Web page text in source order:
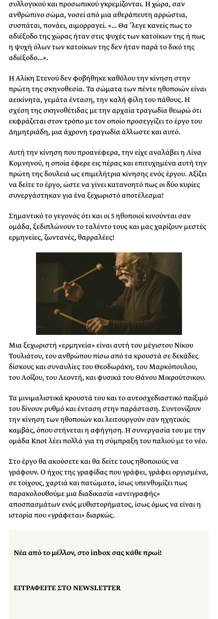
συλλογικού και προσωπικού γκρεμίζονται. Η χώρα, σαν
ανθρώπινο σώμα, νοσεί από μια αθεράπευτη αρρώστια,
συσπάται, πονάει, αιμορραγεί. «… Θα ’λεγε κανείς πως το
αδιέξοδο της χώρας ήταν στις ψυχές των κατοίκων της ή πως
η ψυχή όλων των κατοίκων της δεν ήταν παρά το δικό της
αδιέξοδο…».
Η Αλίκη Στενού δεν φοβήθηκε καθόλου την κίνηση στην
πρώτη της σκηνοθεσία. Τα σώματα των πέντε ηθοποιών είναι
αεικίνητα, γεμάτα ένταση, την καλή φίλη του πάθους. Η
σχέση της σκηνοθέτιδας με την αρχαία τραγωδία θεωρώ ότι
εκφράζεται στον τρόπο με τον οποίο προσεγγίζει το έργο του
Δημητριάδη, μια άχρονη τραγωδία άλλωστε και αυτό.
Αυτή την κίνηση που προανέφερα, την είχε αναλάβει η Λίνα
Κομνηνού, η οποία έφερε εις πέρας και επιτυχημένα αυτή την
πρώτη της δουλειά ως επιμελήτρια κίνησης ενός έργου. Αξίζει
να δείτε το έργο, ώστε να γίνει κατανοητό πως οι δύο κυρίες
συνεργάστηκαν για ένα ξεχωριστό αποτέλεσμα!
Σημαντικό το γεγονός ότι και οι 5 ηθοποιοί κινούνται σαν
ομάδα, ξεδιπλώνουν το ταλέντο τους και μας χαρίζουν μεστές
ερμηνείες, ζωντανές, θαρραλέες!
Μια ξεχωριστή «ερμηνεία» είναι αυτή του μέγιστου Νίκου
Τουλιάτου, του ανθρώπου πίσω από τα κρουστά σε δεκάδες
δίσκους και συναυλίες του Θεοδωράκη, του Μαρκόπουλου,
του Λοΐζου, του Λεοντή, και φυσικά του Θάνου Μικρούτσικου.
Τα μινιμαλιστικά κρουστά του και το αυτοσχεδιαστικό παίξιμό
του δίνουν ρυθμό και ένταση στην παράσταση. Συντονίζουν
την κίνηση των ηθοποιών και λειτουργούν σαν ηχητικός
καμβάς, όπου στήνεται η αφήγηση. Η συνεργασία του με την
ομάδα Knot λέει πολλά για τη σύμπραξη του παλιού με το νέο.
Στο έργο θα ακούσετε και θα δείτε τους ηθοποιούς να
γράφουν. Ο ήχος της γραφίδας που γράφει, γράφει οργισμένα,
σε τοίχους, χαρτιά και πατώματα, ίσως υπενθυμίζει πως
παρακολουθούμε μια διαδικασία «αντιγραφής»
αποσπασμάτων ενός μυθιστορήματος, ίσως όμως να είναι η
ιστορία που «γράφεται» διαρκώς.
Νέα από το μέλλον, στο inbox σας κάθε πρωί!
ΕΓΓΡΑΦΕΙΤΕ ΣΤΟ NEWSLETTER